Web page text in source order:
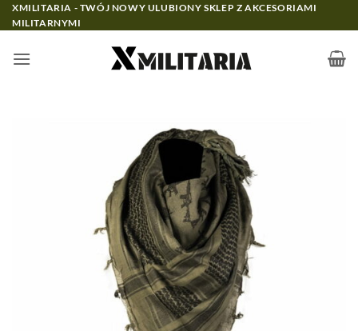
Przewiń
do
XMILITARIA - TWÓJ NOWY ULUBIONY SKLEP Z AKCESORIAMI
MILITARNYMI